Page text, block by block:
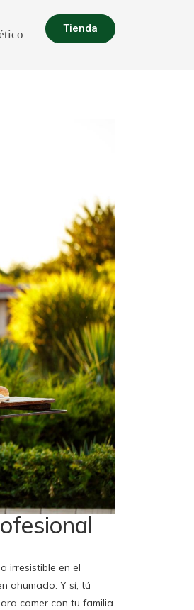
Tienda
irresistible en el
ahumado. Y sí, tú
comer con tu familia